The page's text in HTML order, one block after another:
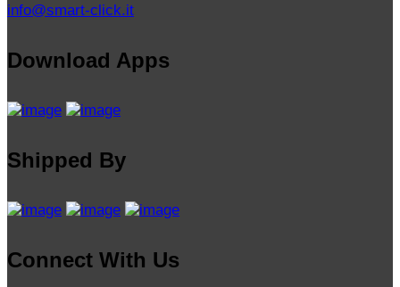
info@smart-click.it
Download Apps
Shipped By
Connect With Us